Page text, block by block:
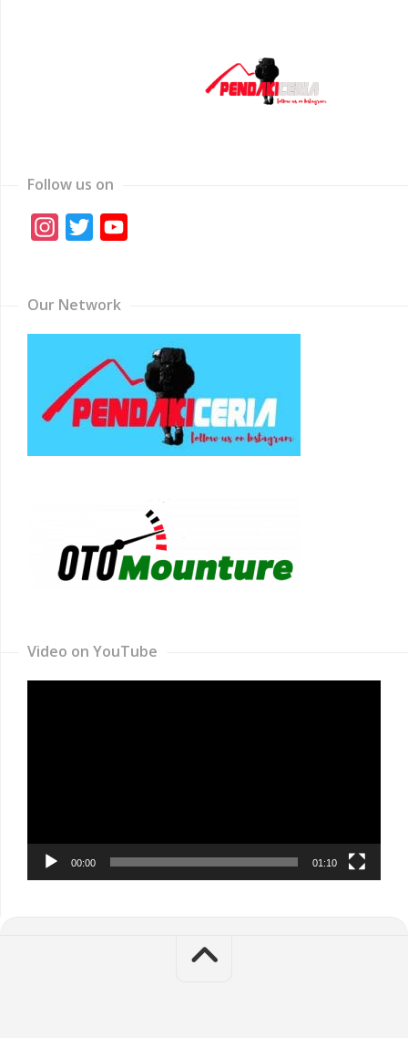
Follow us on
Instagram
Twitter
Our Network
Video on YouTube
00:00 01:10